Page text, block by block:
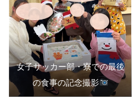
女子サッカー部・寮での最後
の食事の記念撮影